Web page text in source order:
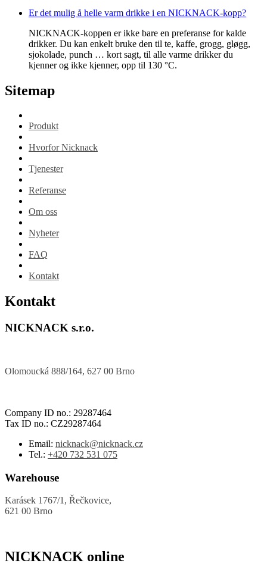
Er det mulig å helle varm drikke i en NICKNACK-kopp?
NICKNACK-koppen er ikke bare en preferanse for kalde
drikker. Du kan enkelt bruke den til te, kaffe, grogg, gløgg,
sjokolade, punch … kort sagt, til alle varme drikker du
kjenner og ikke kjenner, opp til 130 °C.
Sitemap
Produkt
Hvorfor Nicknack
Tjenester
Referanse
Om oss
Nyheter
FAQ
Kontakt
Kontakt
NICKNACK s.r.o.
Olomoucká 888/164, 627 00 Brno
Company ID no.: 29287464
Tax ID no.: CZ29287464
Email: nicknack@nicknack.cz
Tel.: +420 732 531 075
Warehouse
Karásek 1767/1, Řečkovice,
621 00 Brno
NICKNACK online